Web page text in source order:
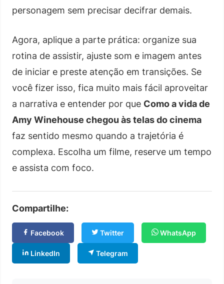
personagem sem precisar decifrar demais.
Agora, aplique a parte prática: organize sua
rotina de assistir, ajuste som e imagem antes
de iniciar e preste atenção em transições. Se
você fizer isso, fica muito mais fácil aproveitar
a narrativa e entender por que Como a vida de
Amy Winehouse chegou às telas do cinema
faz sentido mesmo quando a trajetória é
complexa. Escolha um filme, reserve um tempo
e assista com foco.
Compartilhe:
Facebook Twitter WhatsApp
LinkedIn Telegram